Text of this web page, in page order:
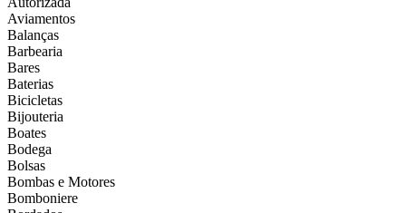
Aviamentos
Balanças
Barbearia
Bares
Baterias
Bicicletas
Bijouteria
Boates
Bodega
Bolsas
Bombas e Motores
Bomboniere